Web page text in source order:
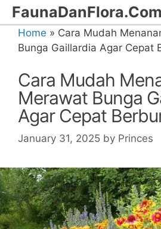
Skip
to
content
FaunaDanFlora.Com
Home » Cara Mudah
Bunga Gaillardia Agar Cepat
Cara Mudah
Merawat Bunga
Agar Cepat
January 31, 2025 by Princes